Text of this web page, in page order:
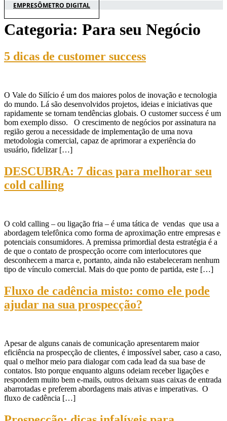
EMPRESÔMETRO DIGITAL
Categoria: Para seu Negócio
5 dicas de customer success
O Vale do Silício é um dos maiores polos de inovação e tecnologia
do mundo. Lá são desenvolvidos projetos, ideias e iniciativas que
rapidamente se tornam tendências globais. O customer success é um
bom exemplo disso. O crescimento de negócios por assinatura na
região gerou a necessidade de implementação de uma nova
metodologia comercial, capaz de aprimorar a experiência do
usuário, fidelizar […]
DESCUBRA: 7 dicas para melhorar seu
cold calling
O cold calling – ou ligação fria – é uma tática de vendas que usa a
abordagem telefônica como forma de aproximação entre empresas e
potenciais consumidores. A premissa primordial desta estratégia é a
de que o contato de prospecção ocorre com interlocutores que
desconhecem a marca e, portanto, ainda não estabeleceram nenhum
tipo de vínculo comercial. Mais do que ponto de partida, este […]
Fluxo de cadência misto: como ele pode
ajudar na sua prospecção?
Apesar de alguns canais de comunicação apresentarem maior
eficiência na prospecção de clientes, é impossível saber, caso a caso,
qual o melhor meio para dialogar com cada lead da sua base de
contatos. Isto porque enquanto alguns odeiam receber ligações e
respondem muito bem e-mails, outros deixam suas caixas de entrada
abarrotadas e preferem abordagens mais ativas e imperativas. O
fluxo de cadência […]